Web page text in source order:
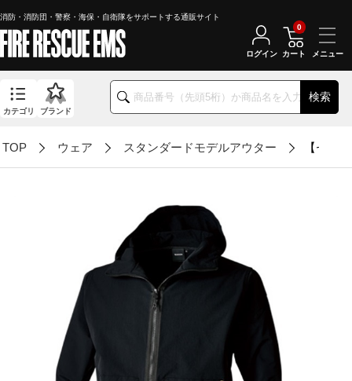
消防・消防団・警察・海保・自衛隊をサポートする通販サイト
検索
カテゴリ ブランド
ログイン カート
0
TOP ウェア スタンダードモデルアウター 【セー